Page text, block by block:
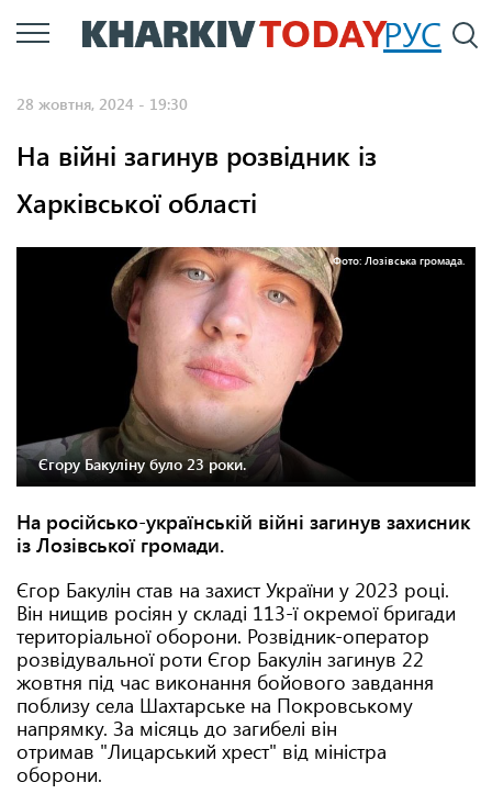
Перейти
до
РУС
28 жовтня, 2024 - 19:30
На війні загинув розвідник із
Харківської області
Фото: Лозівська громада.
Єгору Бакуліну було 23 роки.
На російсько-українській війні загинув захисник
із Лозівської громади.
Єгор Бакулін став на захист України у 2023 році.
Він нищив росіян у складі 113-ї окремої бригади
територіальної оборони. Розвідник-оператор
розвідувальної роти Єгор Бакулін загинув 22
жовтня під час виконання бойового завдання
поблизу села Шахтарське на Покровському
напрямку. За місяць до загибелі він
отримав "Лицарський хрест" від міністра
оборони.